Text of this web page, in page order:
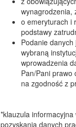
wynagrodzenia,
o emeryturach i
podstawy
Podanie
wybraną
wprowadzenia
Pan/Pani prawo
na zgodność z
*klauzula
pozyskania danych